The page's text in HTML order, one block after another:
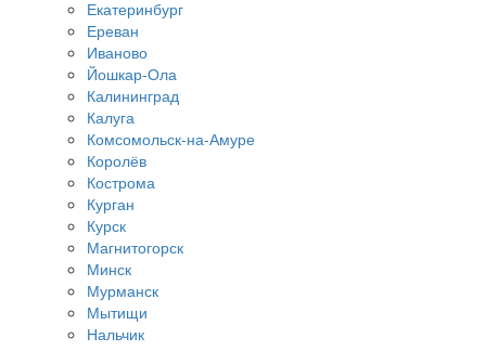
Екатеринбург
Ереван
Иваново
Йошкар-Ола
Калининград
Калуга
Комсомольск-на-Амуре
Королёв
Кострома
Курган
Курск
Магнитогорск
Минск
Мурманск
Мытищи
Нальчик